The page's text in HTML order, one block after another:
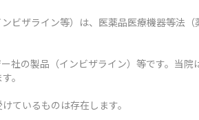
ビザライン等）は、医薬品医療機器等法
社の製品（インビザライン）等です。当院
。
ているものは存在します。